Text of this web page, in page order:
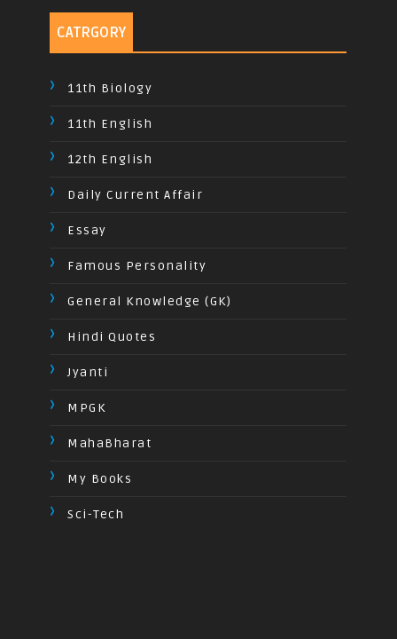
CATRGORY
11th Biology
11th English
12th English
Daily Current Affair
Essay
Famous Personality
General Knowledge (GK)
Hindi Quotes
Jyanti
MPGK
MahaBharat
My Books
Sci-Tech